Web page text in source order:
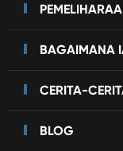
BAGAIMANA
CERITA-
BLOG